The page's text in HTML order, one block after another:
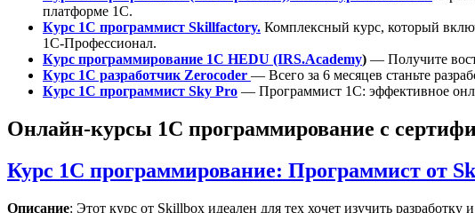
платформе 1С.
Курс 1С программист Skillfactory. Комплексный курс, который
1С‑Профессионал.
Курс программирование 1С HEDU (IRS.Academy) — Получите
Курс 1С разработчик Zerocoder — Всего за 6 месяцев станьте
Курс 1С программист Sky Pro — Программист 1С: эффективное
Онлайн-курсы 1С программирование с
Курс 1С программирование: Программист от
Описание: Этот курс от Skillbox идеален для тех хочет изучить разработку